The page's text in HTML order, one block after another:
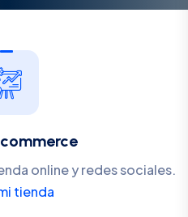
online y redes sociales.
tienda